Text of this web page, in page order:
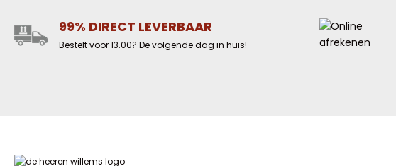
99% DIRECT LEVERBAAR
Bestelt voor 13.00? De volgende dag in huis!